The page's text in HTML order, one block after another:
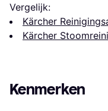
Vergelijk:
Kärcher
Kärcher
Kenmerken